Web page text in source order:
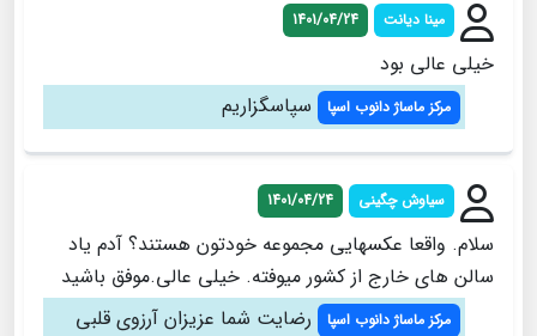
مینا دیانت 1401/04/24
خیلی عالی بود
مرکز ماساژ دانوب اسپا سپاسگزاریم
سیاوش چگینی 1401/04/24
سلام. واقعا عکسهایی مجموعه خودتون هستند؟ آدم یاد
سالن های خارج از کشور میوفته. خیلی عالی.موفق باشید
مرکز ماساژ دانوب اسپا
رضایت شما عزیزان آرزوی قلبی